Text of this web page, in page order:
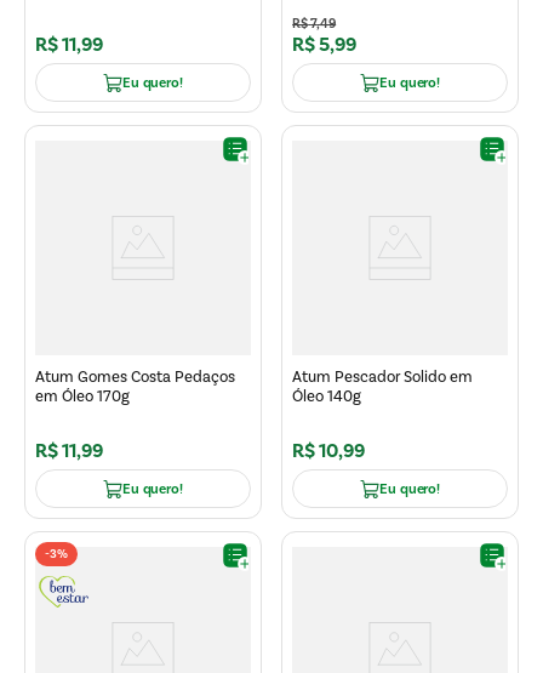
R$11,99
Eu quero!
R$7,49
R$5,99
Eu quero!
Atum Gomes Costa Pedaços
em Óleo 170g
R$11,99
Eu quero!
Atum Pescador Solido em
Óleo 140g
R$10,99
Eu quero!
-3%